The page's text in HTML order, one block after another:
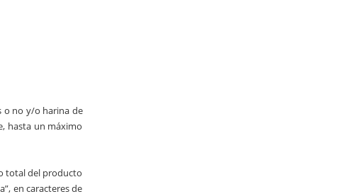
o no y/o harina de
hasta un máximo
total del producto
en caracteres de